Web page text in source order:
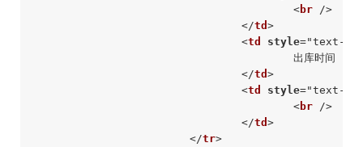
<br />
</td >
<td style="text-
</td >
<td style="text-
<br />
</td >
</tr>